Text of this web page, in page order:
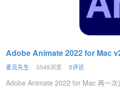
Adobe Animate 2022 for Mac
麦克先生 5549浏览 0评论
Adobe Animate 2022 for Mac 再一